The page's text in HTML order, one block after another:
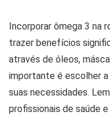
Incorporar ômega 3 na
trazer benefícios
através de óleos,
importante é escolher
suas necessidades.
profissionais de saúde